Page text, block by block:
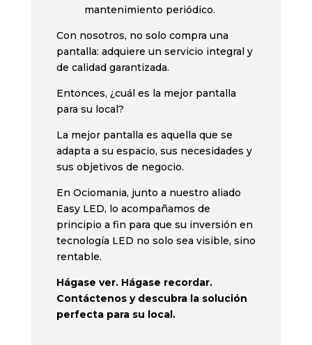
mantenimiento periódico.
Con nosotros, no solo compra una
pantalla: adquiere un servicio integral y
de calidad garantizada.
Entonces, ¿cuál es la mejor pantalla
para su local?
La mejor pantalla es aquella que se
adapta a su espacio, sus necesidades y
sus objetivos de negocio.
En Ociomania, junto a nuestro aliado
Easy LED, lo acompañamos de
principio a fin para que su inversión en
tecnología LED no solo sea visible, sino
rentable.
Hágase ver. Hágase recordar.
Contáctenos y descubra la solución
perfecta para su local.